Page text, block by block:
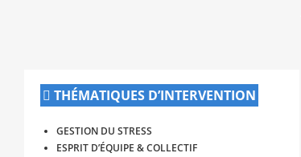
THÉMATIQUES D’INTERVENTION
GESTION DU STRESS
ESPRIT D’ÉQUIPE & COLLECTIF